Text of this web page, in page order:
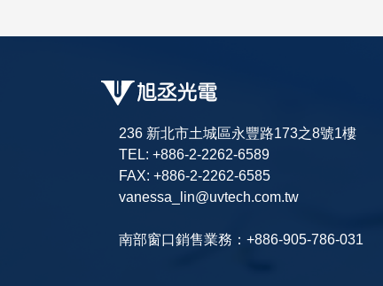
236 新北市土城區永豐路173之8號1樓
TEL: +886-2-2262-6589
FAX: +886-2-2262-6585
vanessa_lin@uvtech.com.tw
南部窗口銷售業務：+886-905-786-031